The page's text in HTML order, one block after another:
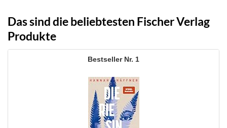
Das sind die beliebtesten Fischer Verlag
Produkte
1